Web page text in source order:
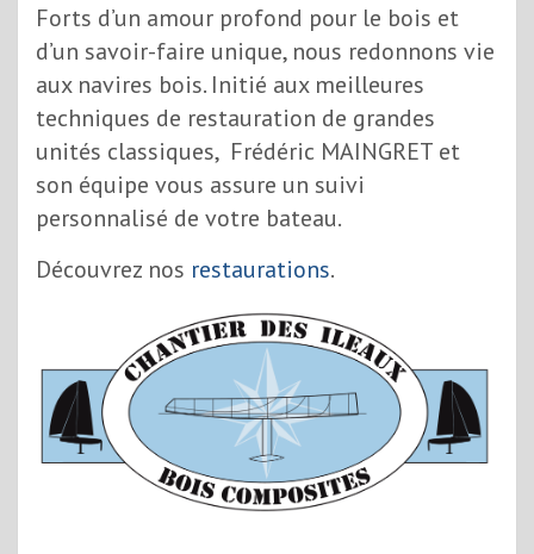
Forts d’un amour profond pour le bois et
d’un savoir-faire unique, nous redonnons vie
aux navires bois. Initié aux meilleures
techniques de restauration de grandes
unités classiques, Frédéric MAINGRET et
son équipe vous assure un suivi
personnalisé de votre bateau.
Découvrez nos restaurations.